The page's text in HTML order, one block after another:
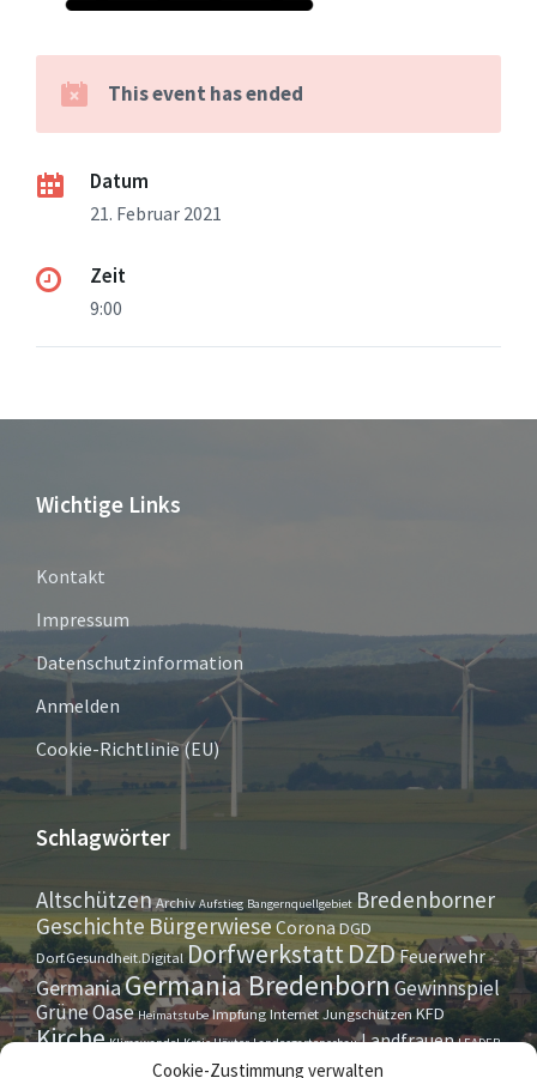
Cookie-Zustimmung verwalten
This event has ended
Datum
21. Februar 2021
Zeit
9:00
Wichtige Links
Kontakt
Impressum
Datenschutzinformation
Anmelden
Cookie-Richtlinie (EU)
Schlagwörter
AltschützenArchiv Aufstieg Bangernquellgebiet Bredenborner
Geschichte Bürgerwiese CoronaDGD
Dorf.Gesundheit.Digital DorfwerkstattDZDFeuerwehr
GermaniaGermania BredenbornGewinnspiel
Grüne Oase Heimatstube ImpfungInternetJungschützenKFD
Kirche Klimawandel Kreis Höxter Landesgartenschau Landfrauen LEADER
Maurer- u. HandwerkervereinOktoberfest